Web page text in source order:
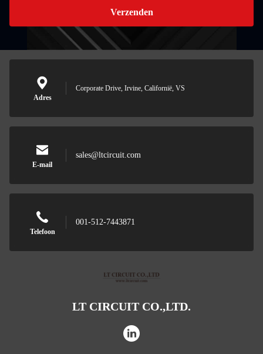
Verzenden
Adres
Corporate Drive, Irvine, Californië, VS
E-mail
sales@ltcircuit.com
Telefoon
001-512-7443871
LT CIRCUIT CO.,LTD.